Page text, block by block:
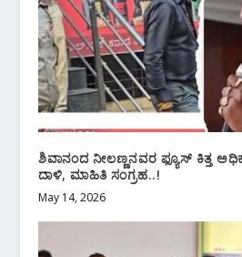
ಶಿವಾನಂದ ನೀಲಣ್ಣನವರ ಫ್ಯೂಸ್ ಕಿತ್ತ
ದಾಳಿ, ಮಾಹಿತಿ ಸಂಗ್ರಹ..!
May 14, 2026